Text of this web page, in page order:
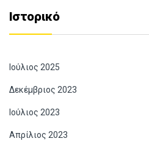
Ιστορικό
Ιούλιος 2025
Δεκέμβριος 2023
Ιούλιος 2023
Απρίλιος 2023